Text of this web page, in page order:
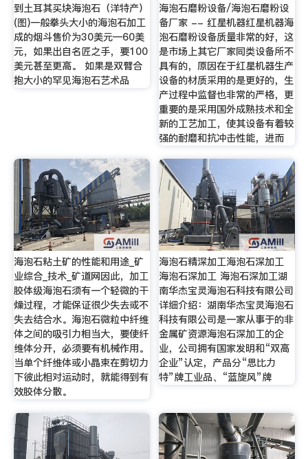
到土耳其买块海泡石（洋特产）
(图)一般拳头大小的海泡石加工
成的烟斗售价为30美元—60美
元，如果出自名匠之手，要100
美元甚至更高。 如果是双臂合
抱大小的罕见海泡石艺术品
海泡石磨粉设备/海泡石磨粉设
备厂家 -- 红星机器红星机器海
泡石磨粉设备质量非常的好，这
是市场上其它厂家同类设备所不
具有的，原因在于红星机器生产
设备的材质采用的是更好的，生
产过程中监督也非常的严格，更
重要的是采用国外成熟技术和全
新的工艺加工，使其设备有着较
强的耐磨和抗冲击性能，进而
海泡石粘土矿的性能和用途_矿
业综合_技术_矿道网因此，加工
胶体级海泡石须有一个轻微的干
燥过程，才能保证很少失去或不
失去结合水。海泡石微粒中纤维
体之间的吸引力相当大，要使纤
维体分开，必须要有机械作用。
当单个纤维体或小晶束在剪切力
下彼此相对运动时，就能得到有
效胶体分散。
海泡石精深加工海泡石深加工
海泡石深加工 海泡石深加工湖
南华杰宝灵海泡石科技有限公司
详细介绍：湖南华杰宝灵海泡石
科技有限公司是一家从事于的非
金属矿资源海泡石深加工的企
业，公司拥有国家发明和“双高
企业”认定，产品分“思比力
特”牌工业品、“蓝旋风”牌